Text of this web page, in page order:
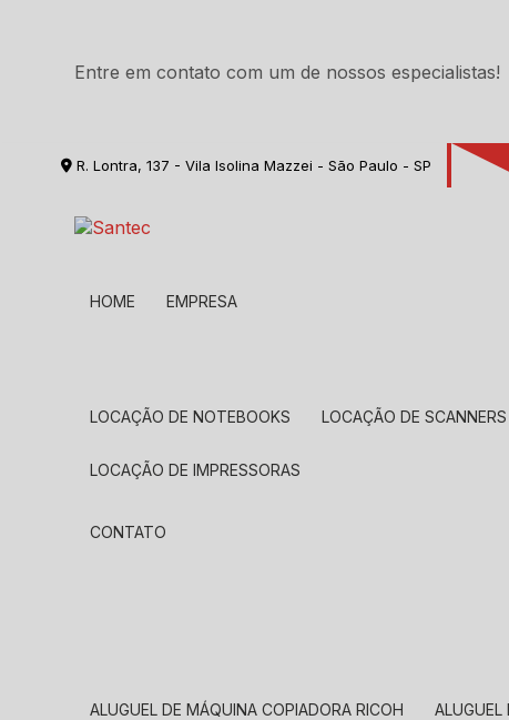
Entre em contato com um de nossos especialistas!
R. Lontra, 137 - Vila Isolina Mazzei - São Paulo - SP
HOME EMPRESA
LOCAÇÃO DE NOTEBOOKS LOCAÇÃO DE SCANNERS
LOCAÇÃO DE IMPRESSORAS
CONTATO
ALUGUEL DE MÁQUINA COPIADORA RICOH